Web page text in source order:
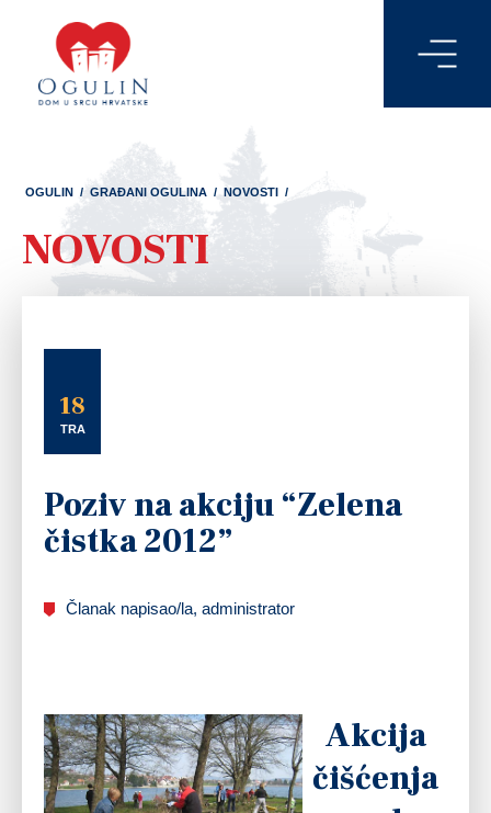
OGULIN / GRAĐANI OGULINA / NOVOSTI /
NOVOSTI
18
TRA
Poziv na akciju “Zelena
čistka 2012”
Članak napisao/la, administrator
Akcija
čišćenja